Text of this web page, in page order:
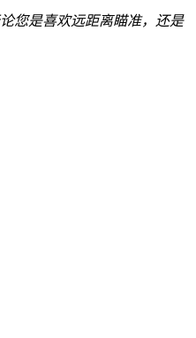
您是喜欢远距离瞄准，还是